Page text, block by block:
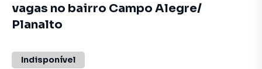
vagas no bairro Campo Alegre/
Planalto
Indisponível